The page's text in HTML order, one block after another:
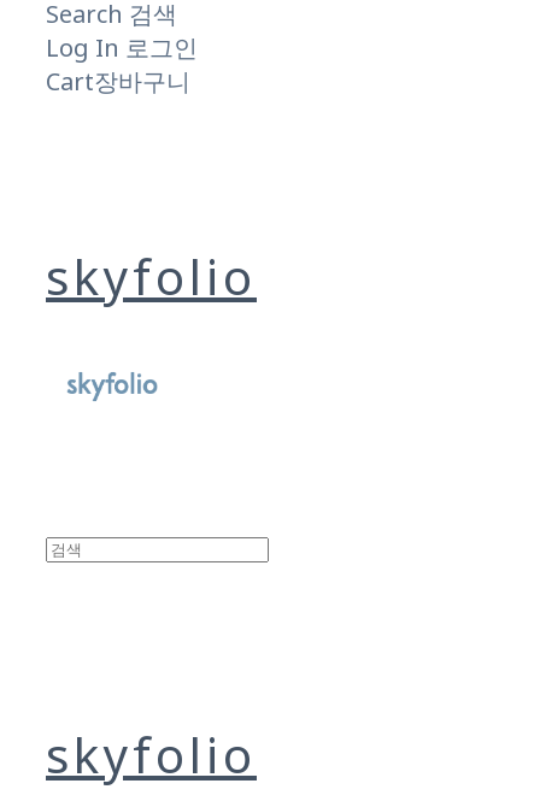
Search 검색
Log In 로그인
Cart장바구니
skyfolio
skyfolio